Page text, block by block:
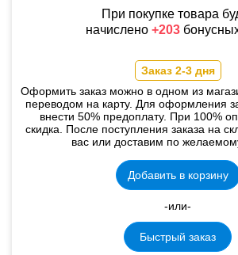
При покупке товара
начислено +203
Заказ 2-3 дня
Оформить заказ можно в одном из
переводом на карту. Для оформления
внести 50% предоплату. При 100%
скидка. После поступления заказа на
вас или доставим по
Добавить в корзину
-или-
Быстрый заказ